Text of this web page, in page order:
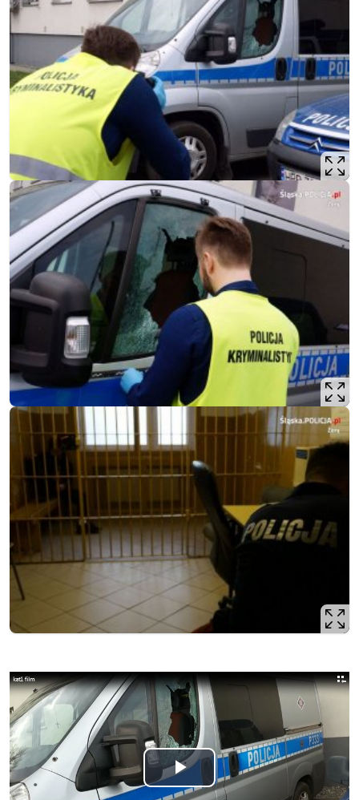
Opis filmu: Zdewastował radiowozy, bo chciał iść do
Odtwórz